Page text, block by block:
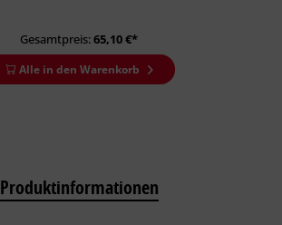
Gesamtpreis:65,10€*
Alle in den Warenkorb
Produktinformationen